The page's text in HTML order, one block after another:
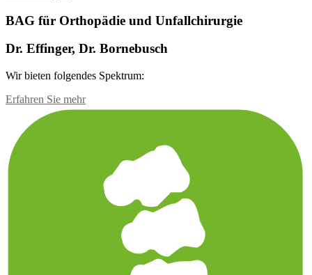
BAG für Orthopädie und Unfallchirurgie
Dr. Effinger, Dr. Bornebusch
Wir bieten folgendes Spektrum:
Erfahren Sie mehr